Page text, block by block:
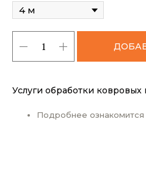
Услуги обработки ковровых
Подробнее